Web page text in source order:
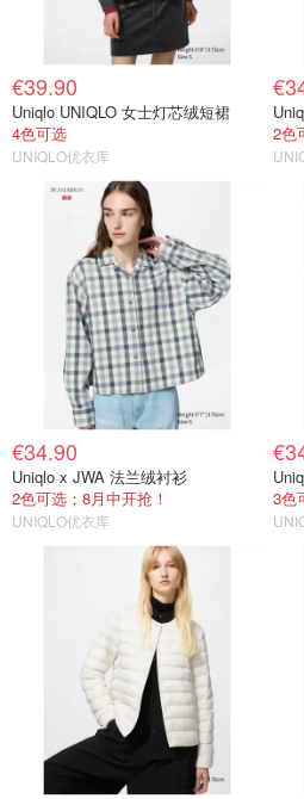
€39.90
Uniqlo UNIQLO 女士灯芯绒短裙
4色可选
UNIQLO优衣库
2色
€34.90
Uniqlo x JWA 法兰绒衬衫
2色可选；8月中开抢！
UNIQLO优衣库
3色